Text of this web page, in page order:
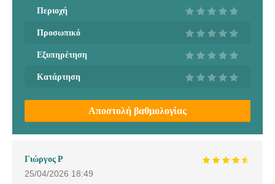
Περιοχή
Προσωπικό
Εξυπηρέτηση
Κατάρτηση
Αποστολή βαθμολογίας
Γιώργος Ρ
25/04/2026 18:49